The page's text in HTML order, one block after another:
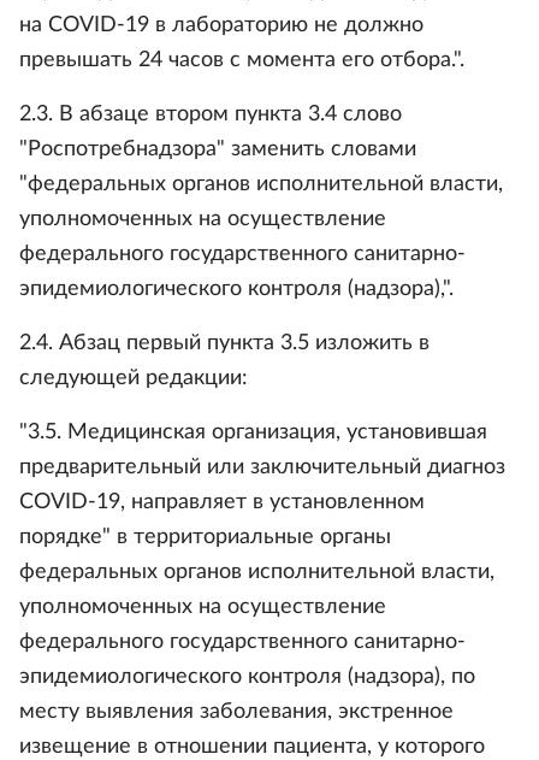
на COVID-19 в лабораторию не должно
превышать 24 часов с момента его отбора.".
2.3. В абзаце втором пункта 3.4 слово
"Роспотребнадзора" заменить словами
"федеральных органов исполнительной власти,
уполномоченных на осуществление
федерального государственного санитарно-
эпидемиологического контроля (надзора),".
2.4. Абзац первый пункта 3.5 изложить в
следующей редакции:
"3.5. Медицинская организация, установившая
предварительный или заключительный диагноз
COVID-19, направляет в установленном
порядке" в территориальные органы
федеральных органов исполнительной власти,
уполномоченных на осуществление
федерального государственного санитарно-
эпидемиологического контроля (надзора), по
месту выявления заболевания, экстренное
извещение в отношении пациента, у которого